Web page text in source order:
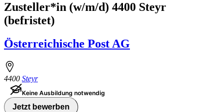
Zusteller*in (w/m/d) 4400 Steyr
(befristet)
Österreichische Post AG
4400 Steyr
Keine Ausbildung notwendig
Jetzt bewerben